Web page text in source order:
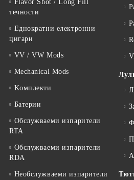
Flavor Shot / Long Fill
течности
Еднократни електронни
цигари
VV / VW Mods
Mechanical Mods
Kомплекти
Батерии
Обслужваеми изпарители
RTA
Обслужваеми изпарители
RDA
Необслужваеми изпарители